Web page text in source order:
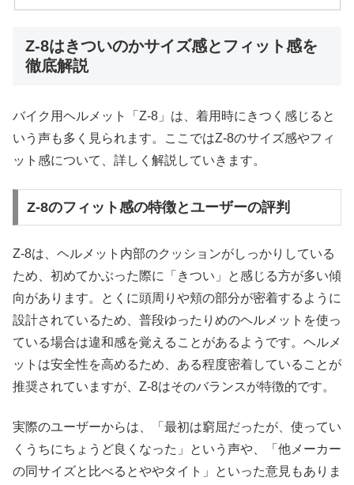
Z-8はきついのかサイズ感とフィット感を
徹底解説
バイク用ヘルメット「Z-8」は、着用時にきつく感じると
いう声も多く見られます。ここではZ-8のサイズ感やフィ
ット感について、詳しく解説していきます。
Z-8のフィット感の特徴とユーザーの評判
Z-8は、ヘルメット内部のクッションがしっかりしている
ため、初めてかぶった際に「きつい」と感じる方が多い傾
向があります。とくに頭周りや頬の部分が密着するように
設計されているため、普段ゆったりめのヘルメットを使っ
ている場合は違和感を覚えることがあるようです。ヘルメ
ットは安全性を高めるため、ある程度密着していることが
推奨されていますが、Z-8はそのバランスが特徴的です。
実際のユーザーからは、「最初は窮屈だったが、使ってい
くうちにちょうど良くなった」という声や、「他メーカー
の同サイズと比べるとややタイト」といった意見もありま